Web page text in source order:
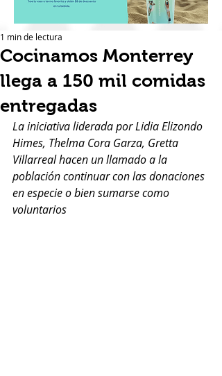
Cocinamos Monterrey
llega a 150 mil comidas
entregadas
1 min de lectura
La iniciativa liderada por Lidia Elizondo
Himes, Thelma Cora Garza, Gretta
Villarreal hacen un llamado a la
población continuar con las donaciones
en especie o bien sumarse como
voluntarios